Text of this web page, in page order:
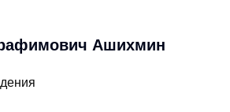
Ашихмин